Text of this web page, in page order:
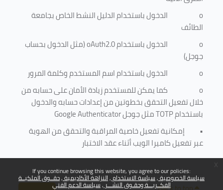
If you continue browsing this website, you agree to our policies:
سياسة الخصوصية سياسة الاستخدام النزاهة الأكاديمية حقــوق الملكيــة
الفكــريـــة وحقـوق النشـــر سياسة الدعم الفني
o
الدخول باستخدام الدليل النشط الخاص بجامعة
الطائف
o
الدخول باستخدامoAuth2.0(مثل الدخول بحساب
جوجل)
o
الدخول باستخدام اسم المستخدم وكلمة المرور
o
كما يمكن للمستخدم زيادة الأمان على حسابه من
خلال تفعيل التحقق بخطوتين من إعدادات حسابه والدخول
باستخدامTOTPمثل جوجلGoogle Authenticator
• إمكانية تفعيل خاصية المراقبة والتحقق من الهوية
عبر تفعيل كاميرا الويب أثناء عقد الاختبار